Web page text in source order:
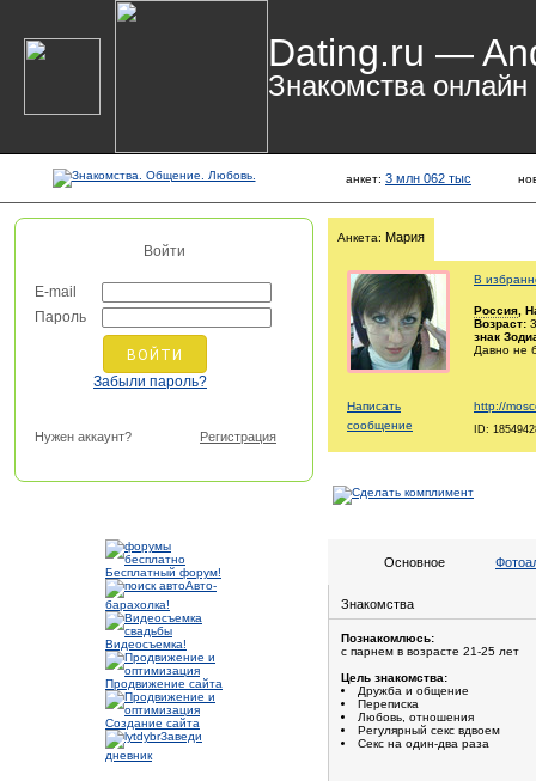
Dating.ru —
Знакомства онлайн
анкет: 3 млн 062 тыс
Войти
E-mail
Пароль
Забыли пароль?
Нужен аккаунт? Регистрация
Бесплатный форум!
Авто-
барахолка!
Видеосъемка!
Продвижение сайта
Создание сайта
Заведи
дневник
Анкета: Мария
В
Россия ,
Возраст:
знак
Давно не
Написать
сообщение
http://
ID:
Основное
Знакомства
Познакомлюсь:
с парнем в возрасте 21-25 лет
Цель знакомства:
Дружба и общение
Переписка
Любовь, отношения
Регулярный секс вдвоем
Секс на один-два раза